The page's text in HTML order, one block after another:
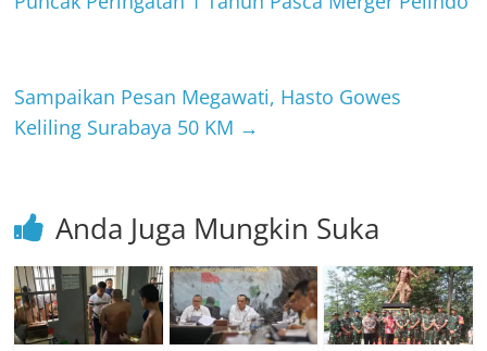
Sampaikan Pesan Megawati, Hasto Gowes
Keliling Surabaya 50 KM →
Anda Juga Mungkin Suka